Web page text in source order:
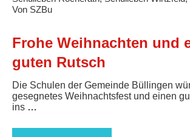
Von SZBu
Frohe Weihnachten und
guten Rutsch
Die Schulen der Gemeinde Büllingen
gesegnetes Weihnachtsfest und einen
ins …